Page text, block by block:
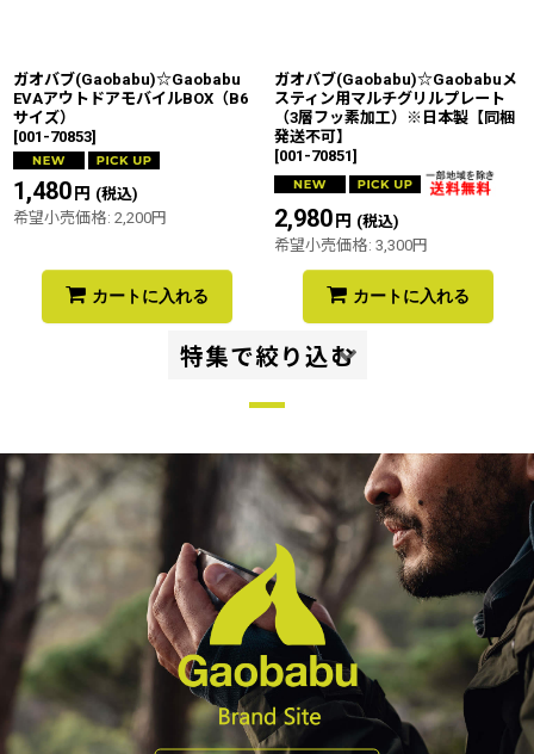
ガオバブ(Gaobabu)☆Gaobabu
EVAアウトドアモバイルBOX（B6
サイズ）
[001-70853]
1,480円 (税込)
希望小売価格: 2,200円
カートに入れる
ガオバブ(Gaobabu)☆Gaobabuメ
スティン用マルチグリルプレート
（3層フッ素加工）※日本製【同梱
発送不可】
[001-70851]
2,980円 (税込)
希望小売価格: 3,300円
カートに入れる
特集で絞り込む
ソロ・デュオキャンプ、ツーリング
ハイキング・トレッキング
ピクニック・チェアリング
バーベキューBBQ
車中泊
ファミリーフィッシング